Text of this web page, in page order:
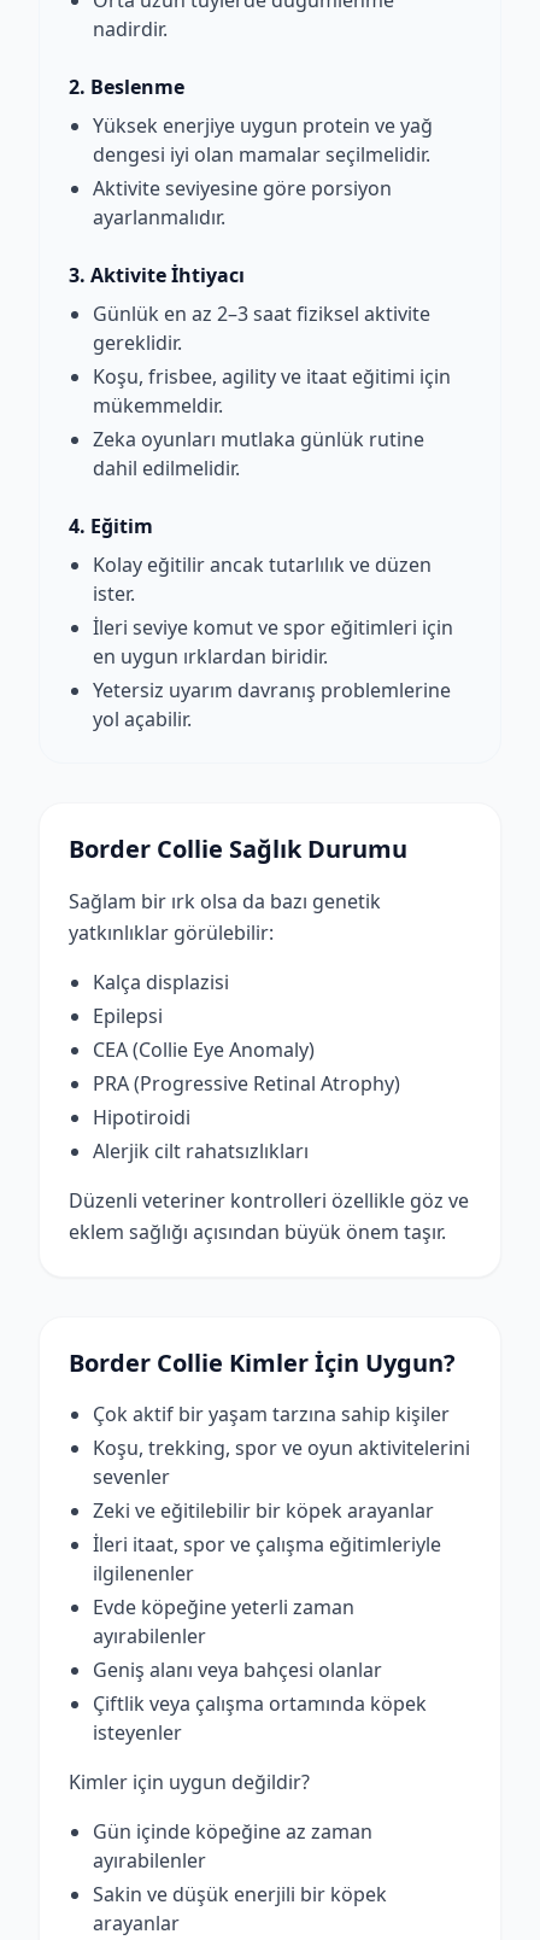
nadirdir.
2. Beslenme
Yüksek enerjiye uygun protein ve yağ
dengesi iyi olan mamalar seçilmelidir.
Aktivite seviyesine göre porsiyon
ayarlanmalıdır.
3. Aktivite İhtiyacı
Günlük en az 2–3 saat fiziksel aktivite
gereklidir.
Koşu, frisbee, agility ve itaat eğitimi için
mükemmeldir.
Zeka oyunları mutlaka günlük rutine
dahil edilmelidir.
4. Eğitim
Kolay eğitilir ancak tutarlılık ve düzen
ister.
İleri seviye komut ve spor eğitimleri için
en uygun ırklardan biridir.
Yetersiz uyarım davranış problemlerine
yol açabilir.
Border Collie Sağlık Durumu
Sağlam bir ırk olsa da bazı genetik
yatkınlıklar görülebilir:
Kalça displazisi
Epilepsi
CEA (Collie Eye Anomaly)
PRA (Progressive Retinal Atrophy)
Hipotiroidi
Alerjik cilt rahatsızlıkları
Düzenli veteriner kontrolleri özellikle göz ve
eklem sağlığı açısından büyük önem taşır.
Border Collie Kimler İçin Uygun?
Çok aktif bir yaşam tarzına sahip kişiler
Koşu, trekking, spor ve oyun aktivitelerini
sevenler
Zeki ve eğitilebilir bir köpek arayanlar
İleri itaat, spor ve çalışma eğitimleriyle
ilgilenenler
Evde köpeğine yeterli zaman
ayırabilenler
Geniş alanı veya bahçesi olanlar
Çiftlik veya çalışma ortamında köpek
isteyenler
Kimler için uygun değildir?
Gün içinde köpeğine az zaman
ayırabilenler
Sakin ve düşük enerjili bir köpek
arayanlar